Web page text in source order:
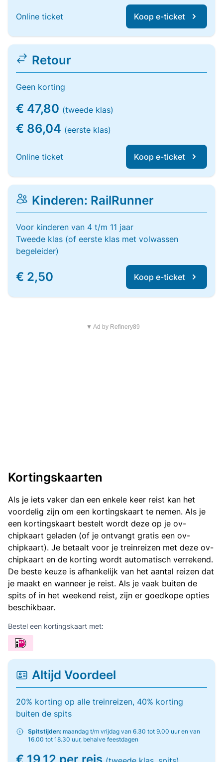
Online ticket Koop e-ticket
Retour
Geen korting
€ 47,80 (tweede klas)
€ 86,04 (eerste klas)
Online ticket Koop e-ticket
Kinderen: RailRunner
Voor kinderen van 4 t/m 11 jaar
Tweede klas (of eerste klas met volwassen
begeleider)
€ 2,50 Koop e-ticket
▼ Ad by Refinery89
Kortingskaarten
Als je iets vaker dan een enkele keer reist kan het
voordelig zijn om een kortingskaart te nemen. Als je
een kortingskaart bestelt wordt deze op je ov-
chipkaart geladen (of je ontvangt gratis een ov-
chipkaart). Je betaalt voor je treinreizen met deze ov-
chipkaart en de korting wordt automatisch verrekend.
De beste keuze is afhankelijk van het aantal reizen dat
je maakt en wanneer je reist. Als je vaak buiten de
spits of in het weekend reist, zijn er goedkope opties
beschikbaar.
Bestel een kortingskaart met:
Altijd Voordeel
20% korting op alle treinreizen, 40% korting
buiten de spits
Spitstijden: maandag t/m vrijdag van 6.30 tot 9.00 uur en van
16.00 tot 18.30 uur, behalve feestdagen